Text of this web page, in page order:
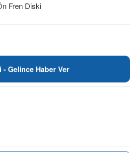
Fren Diski
- Gelince Haber Ver